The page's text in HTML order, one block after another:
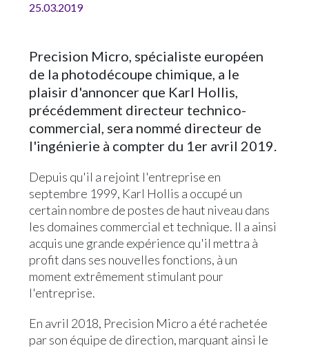
25.03.2019
Precision Micro, spécialiste européen
de la photodécoupe chimique, a le
plaisir d'annoncer que Karl Hollis,
précédemment directeur technico-
commercial, sera nommé directeur de
l'ingénierie à compter du 1er avril 2019.
Depuis qu'il a rejoint l'entreprise en
septembre 1999, Karl Hollis a occupé un
certain nombre de postes de haut niveau dans
les domaines commercial et technique. Il a ainsi
acquis une grande expérience qu'il mettra à
profit dans ses nouvelles fonctions, à un
moment extrêmement stimulant pour
l'entreprise.
En avril 2018, Precision Micro a été rachetée
par son équipe de direction, marquant ainsi le